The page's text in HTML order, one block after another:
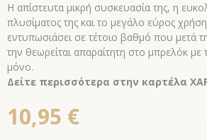
Η απίστευτα μικρή συσκευασία της, η
πλυσίματος της και το μεγάλο εύρος
εντυπωσιάσει σε τέτοιο βαθμό που μετά
την θεωρείται απαραίτητη στο μπρελόκ με
μόνο.
Δείτε περισσότερα στην καρτέλα
10,95 €